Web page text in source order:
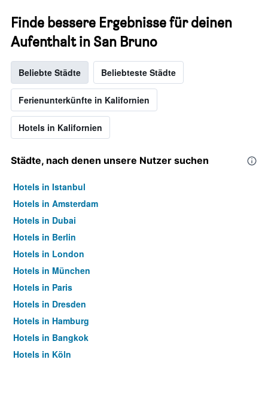
Finde bessere Ergebnisse für deinen
Aufenthalt in San Bruno
Beliebte Städte Beliebteste Städte
Ferienunterkünfte in Kalifornien
Hotels in Kalifornien
Städte, nach denen unsere Nutzer suchen
Hotels in Istanbul
Hotels in Amsterdam
Hotels in Dubai
Hotels in Berlin
Hotels in London
Hotels in München
Hotels in Paris
Hotels in Dresden
Hotels in Hamburg
Hotels in Bangkok
Hotels in Köln